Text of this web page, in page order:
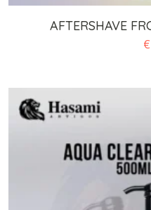
AFTERSHAVE
€